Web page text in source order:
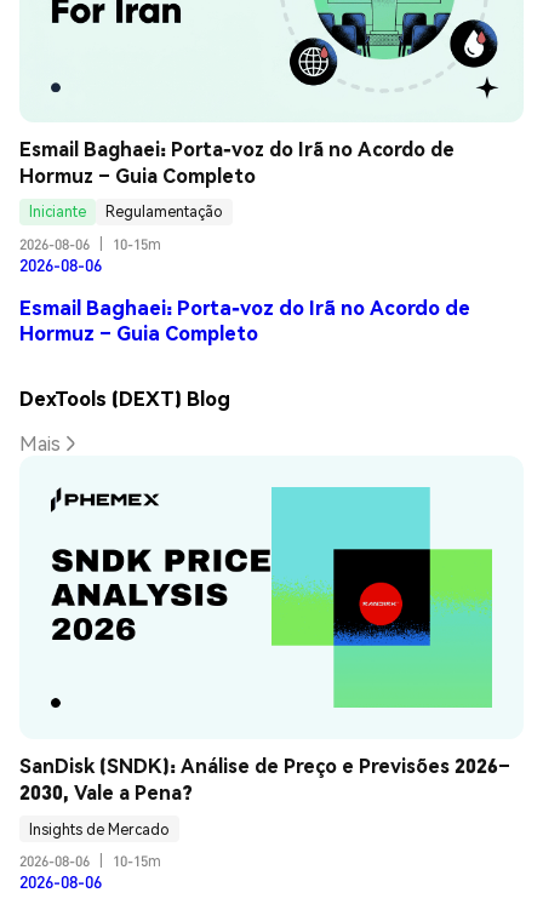
Esmail Baghaei: Porta-voz do Irã no Acordo de
Hormuz – Guia Completo
Iniciante
Regulamentação
2026-08-06
10-15m
2026-08-06
Esmail Baghaei: Porta-voz do Irã no Acordo de
Hormuz – Guia Completo
DexTools (DEXT) Blog
Mais
SanDisk (SNDK): Análise de Preço e Previsões 2026–
2030, Vale a Pena?
Insights de Mercado
2026-08-06
10-15m
2026-08-06